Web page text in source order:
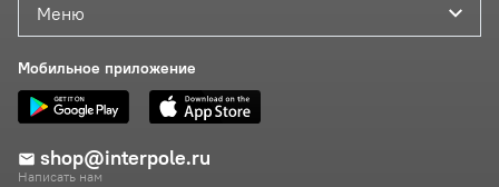
Меню
Мобильное приложение
shop@interpole.ru
Написать нам